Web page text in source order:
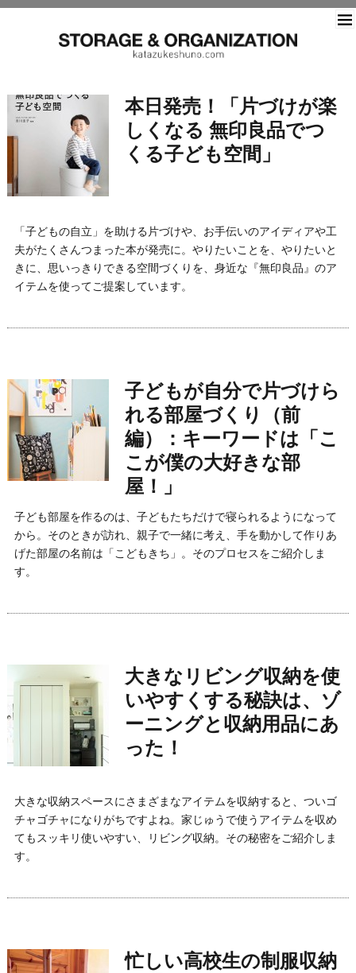
本日発売！「片づけが楽
しくなる 無印良品でつ
くる子ども空間」
「子どもの自立」を助ける片づけや、お手伝いのアイディアや工
夫がたくさんつまった本が発売に。やりたいことを、やりたいと
きに、思いっきりできる空間づくりを、身近な『無印良品』のア
イテムを使ってご提案しています。
子どもが自分で片づけら
れる部屋づくり（前
編）：キーワードは「こ
こが僕の大好きな部
屋！」
子ども部屋を作るのは、子どもたちだけで寝られるようになって
から。そのときが訪れ、親子で一緒に考え、手を動かして作りあ
げた部屋の名前は「こどもきち」。そのプロセスをご紹介しま
す。
大きなリビング収納を使
いやすくする秘訣は、ゾ
ーニングと収納用品にあ
った！
大きな収納スペースにさまざまなアイテムを収納すると、ついゴ
チャゴチャになりがちですよね。家じゅうで使うアイテムを収め
てもスッキリ使いやすい、リビング収納。その秘密をご紹介しま
す。
忙しい高校生の制服収納